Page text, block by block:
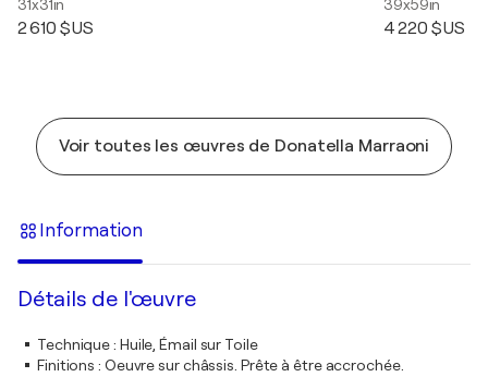
31x31in
2 610 $US
39x59in
4 220 $US
Voir toutes les œuvres de Donatella Marraoni
Information
Détails de l'œuvre
Technique: Huile, Émail sur Toile
Finitions : Oeuvre sur châssis. Prête à être accrochée.